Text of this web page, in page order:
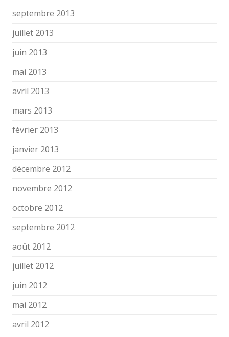
septembre 2013
juillet 2013
juin 2013
mai 2013
avril 2013
mars 2013
février 2013
janvier 2013
décembre 2012
novembre 2012
octobre 2012
septembre 2012
août 2012
juillet 2012
juin 2012
mai 2012
avril 2012